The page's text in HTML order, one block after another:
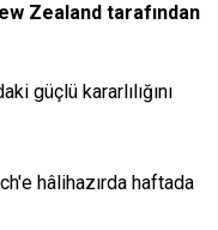
Zealand tarafından
güçlü kararlılığını
hâlihazırda haftada